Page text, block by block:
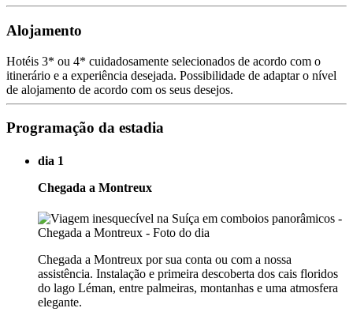
Alojamento
Hotéis 3* ou 4* cuidadosamente selecionados de acordo com o
itinerário e a experiência desejada. Possibilidade de adaptar o nível
de alojamento de acordo com os seus desejos.
Programação da estadia
dia 1
Chegada a Montreux
Chegada a Montreux por sua conta ou com a nossa
assistência. Instalação e primeira descoberta dos cais floridos
do lago Léman, entre palmeiras, montanhas e uma atmosfera
elegante.